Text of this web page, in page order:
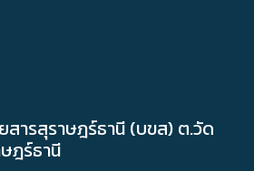
สารสุราษฎร์ธานี (บขส) ต.วัด
ฎร์ธานี